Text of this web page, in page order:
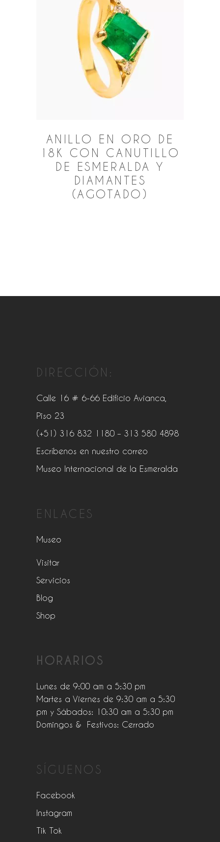
ANILLO EN ORO DE
18K CON CANUTILLO
DE ESMERALDA Y
DIAMANTES
(AGOTADO)
DIRECCIÓN:
Calle 16 # 6-66 Edificio Avianca,
Piso 23
(+51) 316 832 1180 – 313 580 4898
Escríbenos en nuestro correo
Museo Internacional de la Esmeralda
ENLACES
Museo
Visitar
Servicios
Blog
Shop
HORARIOS
Lunes de 9:00 am a 5:30 pm
Martes a Viernes de 9:30 am a 5:30
pm y Sábados: 10:30 am a 5:30 pm
Domingos & Festivos: Cerrado
SÍGUENOS
Facebook
Instagram
Tik Tok